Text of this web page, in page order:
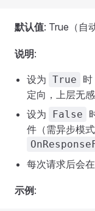
默认值: True（自
说明:
设为 True
定向，上层无
设为
False
件（需异步模
每次请求后会
示例 :